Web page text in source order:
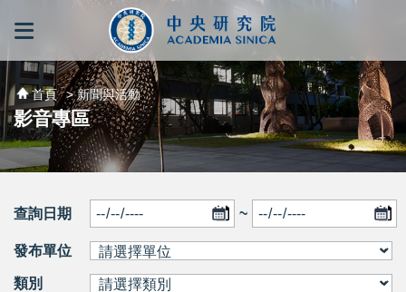
跳到主要內容區塊
首頁 > 新聞與活動
影音專區
查詢日期 ~
發布單位
類別